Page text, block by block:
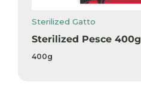
Sterilized Gatto
Sterilized Pesce 400g
400g